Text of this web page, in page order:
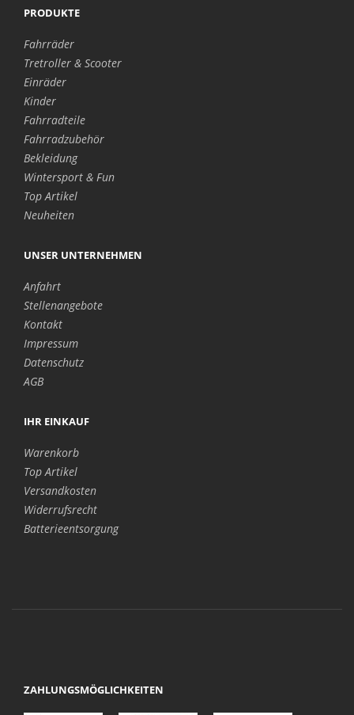
PRODUKTE
Fahrräder
Tretroller & Scooter
Einräder
Kinder
Fahrradteile
Fahrradzubehör
Bekleidung
Wintersport & Fun
Top Artikel
Neuheiten
UNSER UNTERNEHMEN
Anfahrt
Stellenangebote
Kontakt
Impressum
Datenschutz
AGB
IHR EINKAUF
Warenkorb
Top Artikel
Versandkosten
Widerrufsrecht
Batterieentsorgung
ZAHLUNGSMÖGLICHKEITEN